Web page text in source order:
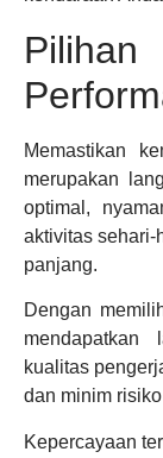
Memastikan
merupakan
optimal,
aktivitas sehari-
panjang.
Dengan
kualitas
dan minim
Kepercayaan